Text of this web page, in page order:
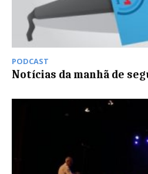
PODCAST
Notícias da manhã de